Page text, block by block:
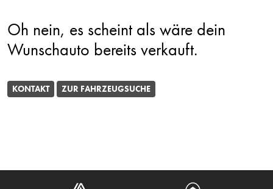
Oh nein, es scheint als wäre dein
Wunschauto bereits verkauft.
KONTAKT ZUR FAHRZEUGSUCHE